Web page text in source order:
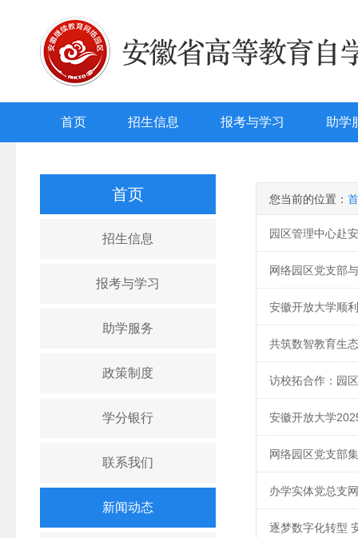
首页 招生信息 报考与学习 助学
首页
招生信息
报考与学习
助学服务
政策制度
学分银行
联系我们
新闻动态
您当前的位置：
园区管理中心赴
网络园区党支部
安徽开放大学顺
共筑数智教育生
访校拓合作：园
安徽开放大学
网络园区党支部
办学实体党总支
逐梦数字化转型